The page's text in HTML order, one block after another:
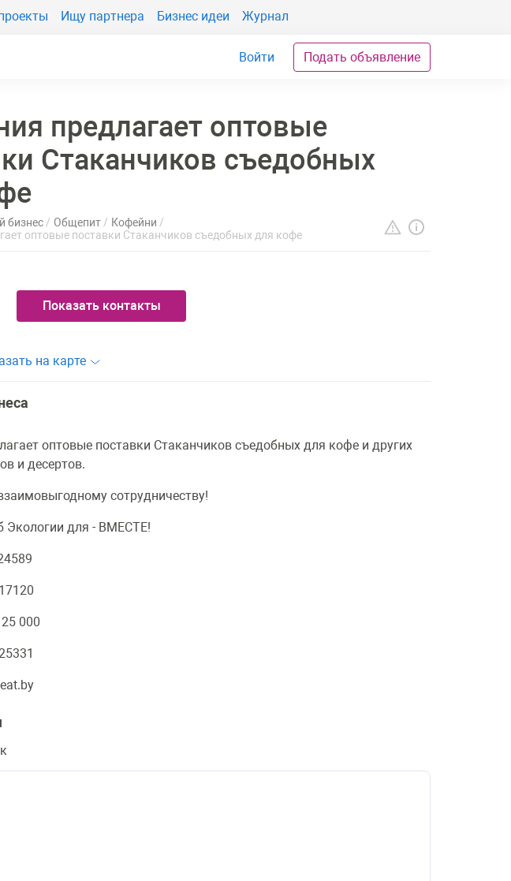
Ищу партнера Бизнес идеи Журнал
Войти Подать объявление
предлагает оптовые
Стаканчиков съедобных
бизнес Общепит
Кофейни
оптовые поставки Стаканчиков съедобных для кофе
Показать контакты
на карте
оптовые поставки Стаканчиков съедобных для кофе и других
и десертов.
сотрудничеству!
Экологии для - ВМЕСТЕ!
000